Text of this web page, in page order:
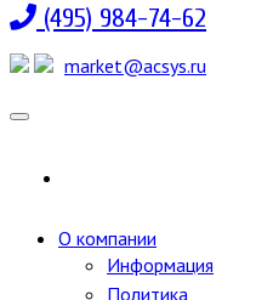
(495) 984-74-62
market@acsys.ru
Toggle
О компании
Информация
Политика